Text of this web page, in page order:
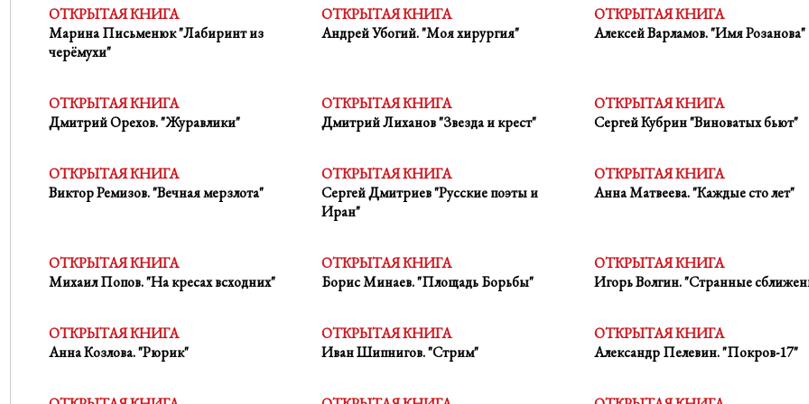
ОТКРЫТАЯ КНИГА
Марина Письменюк "Лабиринт из
черёмухи"
ОТКРЫТАЯ КНИГА
Андрей Убогий. "Моя хирургия"
ОТКРЫТАЯ КНИГА
Алексей Варламов. "Имя Розанова"
ОТКРЫТАЯ КНИГА
Дмитрий Орехов. "Журавлики"
ОТКРЫТАЯ КНИГА
Дмитрий Лиханов "Звезда и крест"
ОТКРЫТАЯ КНИГА
Сергей Кубрин "Виноватых бьют"
ОТКРЫТАЯ КНИГА
Виктор Ремизов. "Вечная мерзлота"
ОТКРЫТАЯ КНИГА
Сергей Дмитриев "Русские поэты и
Иран"
ОТКРЫТАЯ КНИГА
Анна Матвеева. "Каждые сто лет"
ОТКРЫТАЯ КНИГА
Михаил Попов. "На кресах всходних"
ОТКРЫТАЯ КНИГА
Борис Минаев. "Площадь Борьбы"
ОТКРЫТАЯ КНИГА
Игорь Волгин. "Странные
ОТКРЫТАЯ КНИГА
Анна Козлова. "Рюрик"
ОТКРЫТАЯ КНИГА
Иван Шипнигов. "Стрим"
ОТКРЫТАЯ КНИГА
Александр Пелевин. "Покров-17"